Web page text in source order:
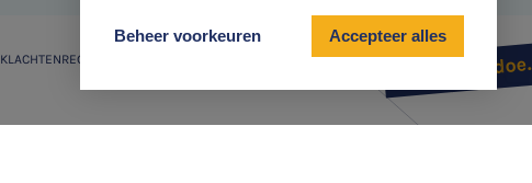
Beheer voorkeuren Accepteer alles
KLACHTENREGELING
Zonder gedoe.